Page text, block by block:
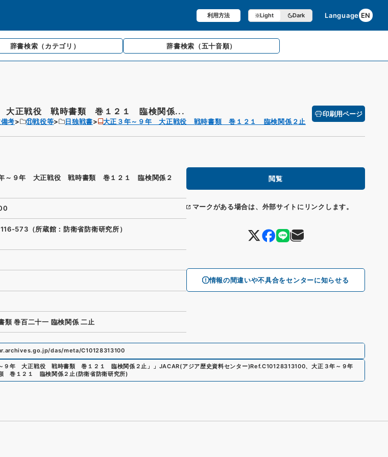
利用方法 Light Dark Language EN
辞書検索 （カテゴリ） 辞書検索 （五十音順）
大正戦役 戦時書類 巻１２１ 臨検関係...
考 ⑪戦役等 日独戦書 大正３年～９年 大正戦役 戦時書類 巻１２１ 臨検関係２止
印刷用ページ
閲覧
マークがある場合は、外部サイトにリンクします。
情報の間違いや不具合をセンターに知らせる
年～９年 大正戦役 戦時書類 巻１２１ 臨検関係２
573（所蔵館：防衛省防衛研究所）
類 巻百二十一 臨検関係 二止
das/meta/C10128313100
９年 大正戦役 戦時書類 巻１２１ 臨検関係２止」 」 JACAR(アジア歴史資料センター)Ref.C10128313100、大正３年～９年
巻１２１ 臨検関係２止 (防衛省防衛研究所)